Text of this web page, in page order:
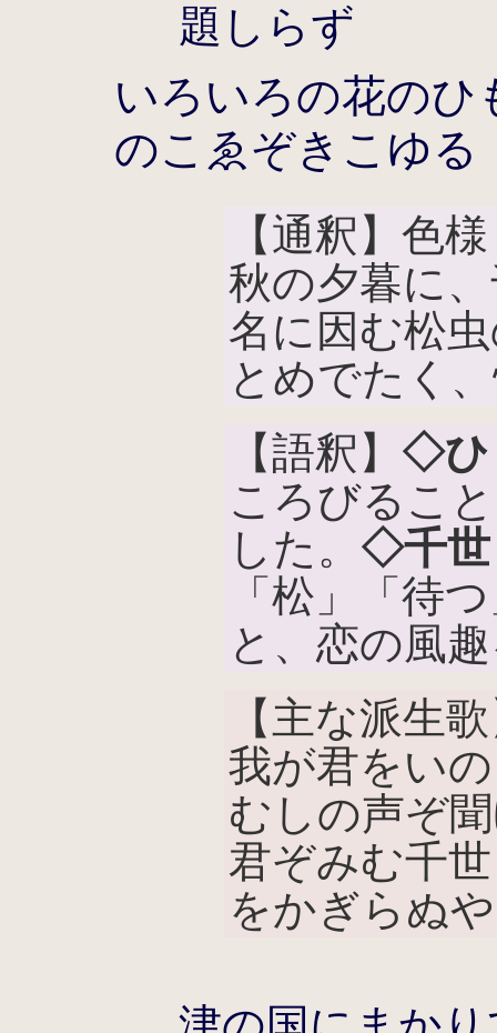
題しらず
いろいろの花のひ
のこゑぞきこゆる
【通釈】色
秋の夕暮に
名に因む松
とめでたく
【語釈】 ◇ひ
ころびるこ
した。 ◇千世
「松」「待
と、恋の風
【主な派生
我が君をい
むしの声ぞ
君ぞみむ千
をかぎらぬ